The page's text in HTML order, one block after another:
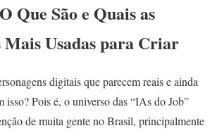
Que São e Quais as
Usadas para Criar
digitais que parecem reais e ainda
isso? Pois é, o universo das “IAs do Job”
de muita gente no Brasil, principalmente